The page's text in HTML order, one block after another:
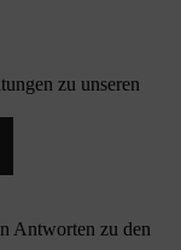
zu unseren
Antworten zu den